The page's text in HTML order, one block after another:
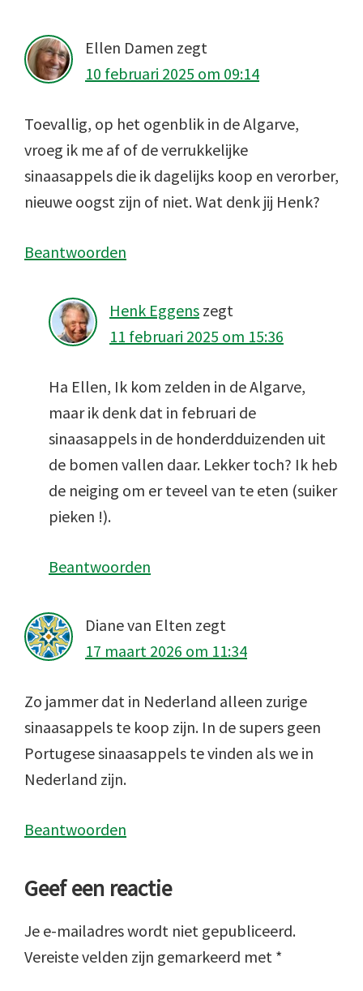
Ellen Damen zegt
10 februari 2025 om 09:14
Toevallig, op het ogenblik in de Algarve,
vroeg ik me af of de verrukkelijke
sinaasappels die ik dagelijks koop en verorber,
nieuwe oogst zijn of niet. Wat denk jij Henk?
Beantwoorden
Henk Eggens zegt
11 februari 2025 om 15:36
Ha Ellen, Ik kom zelden in de Algarve,
maar ik denk dat in februari de
sinaasappels in de honderdduizenden uit
de bomen vallen daar. Lekker toch? Ik heb
de neiging om er teveel van te eten (suiker
pieken !).
Beantwoorden
Diane van Elten zegt
17 maart 2026 om 11:34
Zo jammer dat in Nederland alleen zurige
sinaasappels te koop zijn. In de supers geen
Portugese sinaasappels te vinden als we in
Nederland zijn.
Beantwoorden
Geef een reactie
Je e-mailadres wordt niet gepubliceerd.
Vereiste velden zijn gemarkeerd met *